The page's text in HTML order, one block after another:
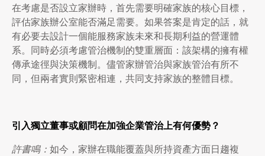
在考慮是否設立家辦時，首先需要明確家族的核心目標，
評估家族辦公室能否滿足需要。如果答案是肯定的話，就
有必要去設計一個能服務家族未來和長期利益的營運體
系。同時必須考慮管治機制的雙重層面：該架構的擁有權
傳承途徑與決策機制。儘管家辦管治與家族管治有所不
同，但兩者實則緊密相連，共同支持家族的整體目標。
引入獨立董事或顧問在加強企業管治上有何優勢？
許書鳴： 如今，家辦在職能覆蓋與所持資產方面日趨複